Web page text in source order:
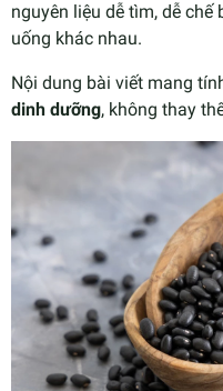
nguyên liệu dễ tìm, dễ
uống khác nhau.
Nội dung bài viết mang
dinh dưỡng, không thay